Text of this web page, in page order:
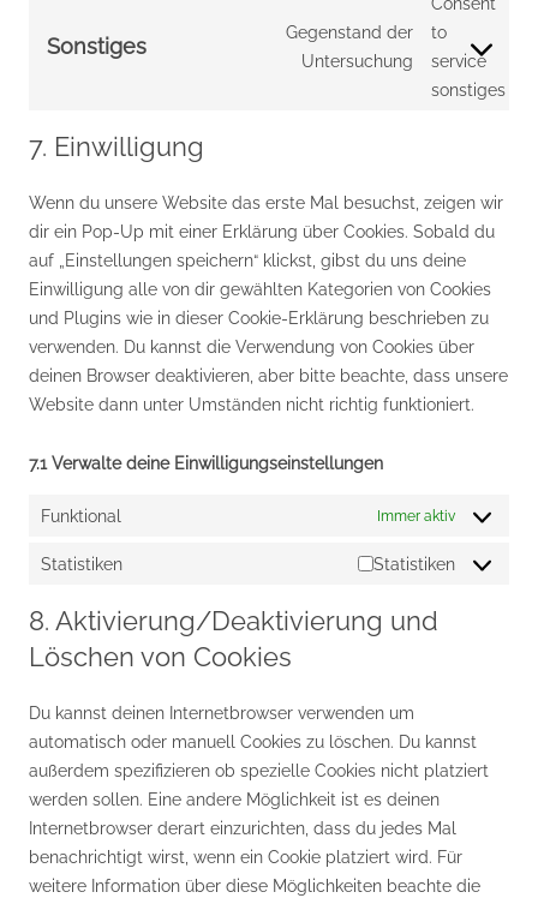
Sonstiges
Gegenstand der
Untersuchung
Consent
to
service
sonstiges
7. Einwilligung
Wenn du unsere Website das erste Mal besuchst, zeigen wir
dir ein Pop-Up mit einer Erklärung über Cookies. Sobald du
auf „Einstellungen speichern“ klickst, gibst du uns deine
Einwilligung alle von dir gewählten Kategorien von Cookies
und Plugins wie in dieser Cookie-Erklärung beschrieben zu
verwenden. Du kannst die Verwendung von Cookies über
deinen Browser deaktivieren, aber bitte beachte, dass unsere
Website dann unter Umständen nicht richtig funktioniert.
7.1 Verwalte deine Einwilligungseinstellungen
Funktional Immer aktiv
Statistiken Statistiken
8. Aktivierung/Deaktivierung und
Löschen von Cookies
Du kannst deinen Internetbrowser verwenden um
automatisch oder manuell Cookies zu löschen. Du kannst
außerdem spezifizieren ob spezielle Cookies nicht platziert
werden sollen. Eine andere Möglichkeit ist es deinen
Internetbrowser derart einzurichten, dass du jedes Mal
benachrichtigt wirst, wenn ein Cookie platziert wird. Für
weitere Information über diese Möglichkeiten beachte die